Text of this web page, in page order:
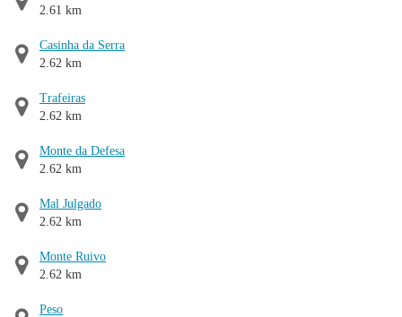
2.61 km
Casinha da Serra
2.62 km
Trafeiras
2.62 km
Monte da Defesa
2.62 km
Mal Julgado
2.62 km
Monte Ruivo
2.62 km
Peso